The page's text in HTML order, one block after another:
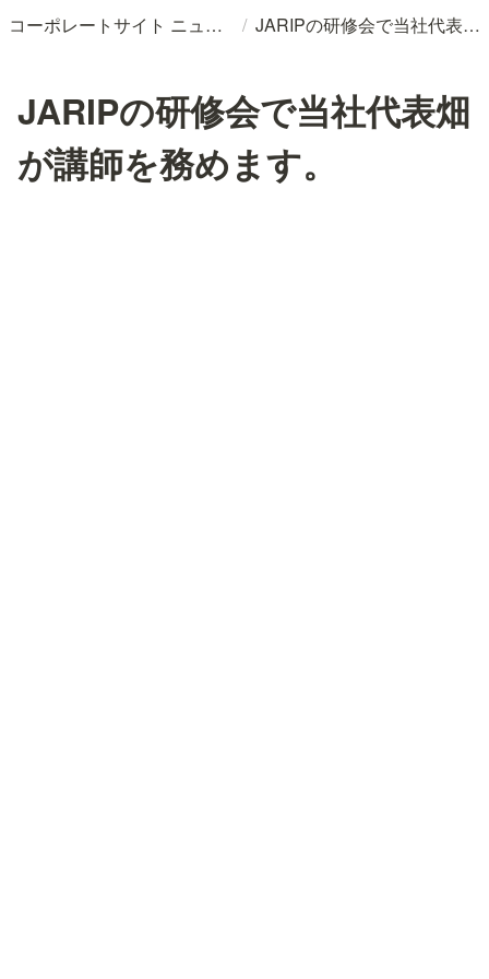
コーポレートサイト ニュースリリースDB / JARIPの研修会で当社代表畑が講師を務めます。
JARIPの研修会で当社代表畑
が講師を務めます。